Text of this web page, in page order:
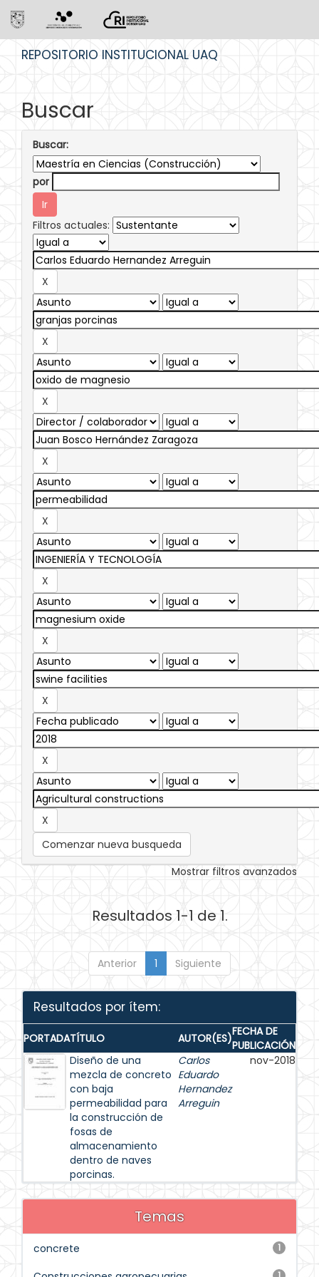
REPOSITORIO INSTITUCIONAL UAQ
Buscar
Buscar:
por
Filtros actuales:
Comenzar nueva busqueda
Mostrar filtros avanzados
Resultados 1-1 de 1.
Anterior 1 Siguiente
Resultados por ítem:
PORTADATÍTULO AUTOR(ES)FECHA DE
PUBLICACIÓN
Diseño de una
mezcla de concreto
con baja
permeabilidad para
la construcción de
fosas de
almacenamiento
dentro de naves
porcinas.
Carlos
Eduardo
Hernandez
Arreguin
nov-2018
Temas
1
concrete